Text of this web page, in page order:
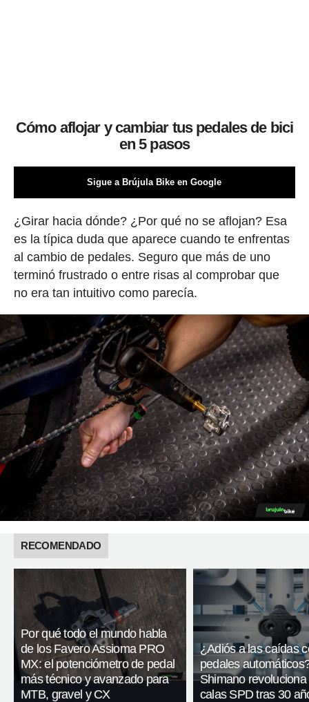
Cómo aflojar y cambiar tus pedales de bici
en 5 pasos
Sigue a Brújula Bike en Google
¿Girar hacia dónde? ¿Por qué no se aflojan? Esa
es la típica duda que aparece cuando te enfrentas
al cambio de pedales. Seguro que más de uno
terminó frustrado o entre risas al comprobar que
no era tan intuitivo como parecía.
RECOMENDADO
Por qué todo el mundo habla
de los Favero Assioma PRO
MX: el potenciómetro de pedal
más técnico y avanzado para
MTB, gravel y CX
¿Adiós a las caídas
pedales
Shimano revoluciona
calas SPD tras 30